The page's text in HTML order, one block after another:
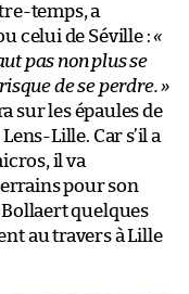
temps, a
celui de Séville :«
pas non plus se
de se perdre. »
sur les épaules de
Lille. Car s’il a
il va
pour son
quelques
au travers à Lille